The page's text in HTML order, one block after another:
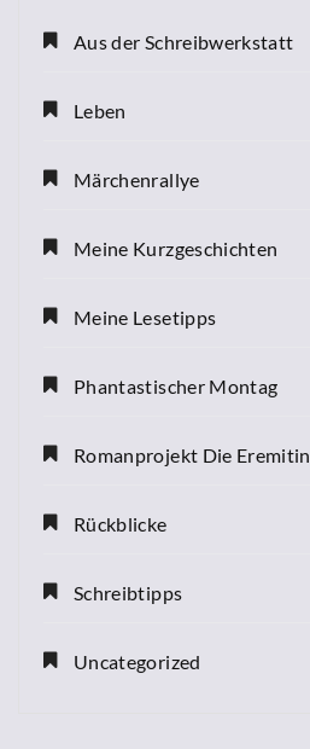
Aus der Schreibwerkstatt
Leben
Märchenrallye
Meine Kurzgeschichten
Meine Lesetipps
Phantastischer Montag
Romanprojekt Die Eremitin
Rückblicke
Schreibtipps
Uncategorized